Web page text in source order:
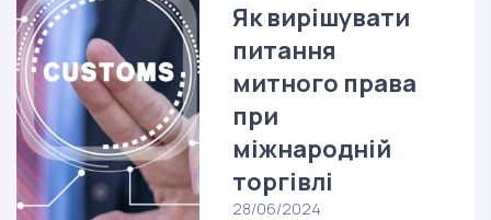
Як вирішувати
питання
митного права
при
міжнародній
торгівлі
28/06/2024